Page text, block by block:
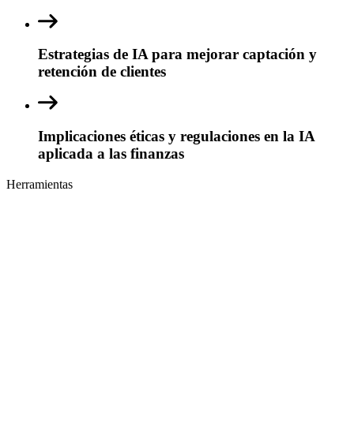
Estrategias de IA para mejorar captación y
retención de clientes
Implicaciones éticas y regulaciones en la IA
aplicada a las finanzas
Herramientas